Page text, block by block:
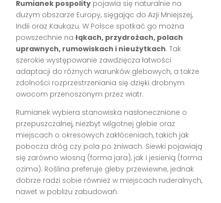
Rumianek pospolity pojawia się naturalnie na
dużym obszarze Europy, sięgając do Azji Mniejszej,
Indii oraz Kaukazu. W Polsce spotkać go można
powszechnie nałąkach, przydrożach, polach
uprawnych, rumowiskach i nieużytkach. Tak
szerokie występowanie zawdzięcza łatwości
adaptacji do różnych warunków glebowych, a także
zdolności rozprzestrzeniania się dzięki drobnym
owocom przenoszonym przez wiatr.
Rumianek wybiera stanowiska nasłonecznione o
przepuszczalnej, niezbyt wilgotnej glebie oraz
miejscach o okresowych zakłóceniach, takich jak
pobocza dróg czy pola po żniwach. Siewki pojawiają
się zarówno wiosną (forma jara), jak i jesienią (forma
ozima). Roślina preferuje gleby przewiewne, jednak
dobrze radzi sobie również w miejscach ruderalnych,
nawet w pobliżu zabudowań.